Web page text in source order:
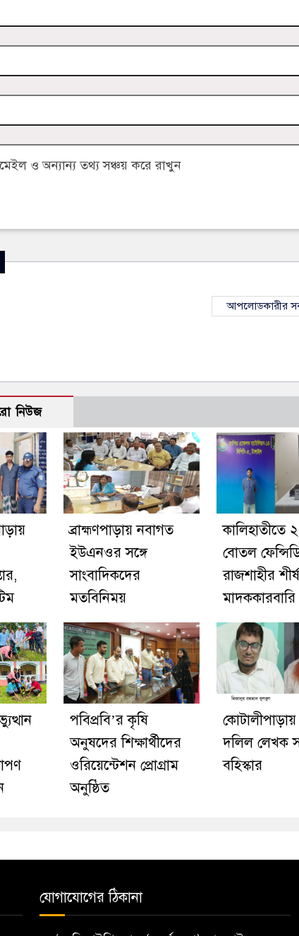
ও অন্যান্য তথ্য সঞ্চয় করে রাখুন
আপলোডকারীর
নিউজ
ব্রাহ্মণপাড়ায় নবাগত
ইউএনওর সঙ্গে
সাংবাদিকদের
মতবিনিময়
কালিহাতীতে
বোতল
রাজশাহীর শীর্ষ
মাদককারবারি
পবিপ্রবি’র কৃষি
অনুষদের শিক্ষার্থীদের
ওরিয়েন্টেশন প্রোগ্রাম
অনুষ্ঠিত
দলিল লেখক
বহিস্কার
যোগাযোগের ঠিকানা